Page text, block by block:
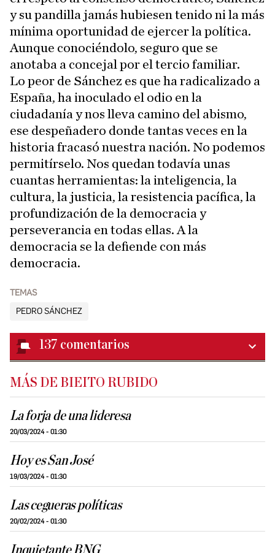
y su pandilla jamás hubiesen tenido ni la más
mínima oportunidad de ejercer la política.
Aunque conociéndolo, seguro que se
anotaba a concejal por el tercio familiar.
Lo peor de Sánchez es que ha radicalizado a
España, ha inoculado el odio en la
ciudadanía y nos lleva camino del abismo,
ese despeñadero donde tantas veces en la
historia fracasó nuestra nación. No podemos
permitírselo. Nos quedan todavía unas
cuantas herramientas: la inteligencia, la
cultura, la justicia, la resistencia pacífica, la
profundización de la democracia y
perseverancia en todas ellas. A la
democracia se la defiende con más
democracia.
TEMAS
PEDRO SÁNCHEZ
137 comentarios
MÁS DE BIEITO RUBIDO
La forja de una lideresa
20/03/2024 - 01:30
Hoy es San José
19/03/2024 - 01:30
Las cegueras políticas
20/02/2024 - 01:30